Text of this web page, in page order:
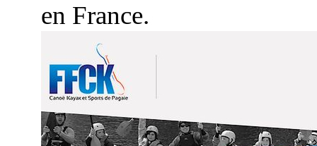
en France.